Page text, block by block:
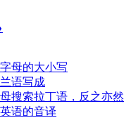
母的大小写
语写成
搜索拉丁语，反之亦然
语的音译